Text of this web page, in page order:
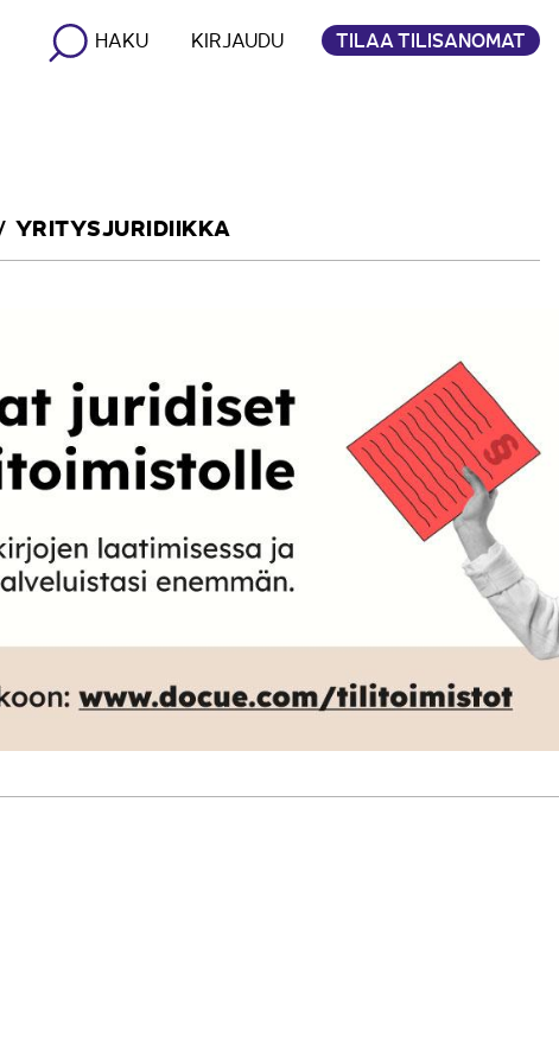
HAKU KIRJAUDU TILAA TILISANOMAT
YRITYSJURIDIIKKA